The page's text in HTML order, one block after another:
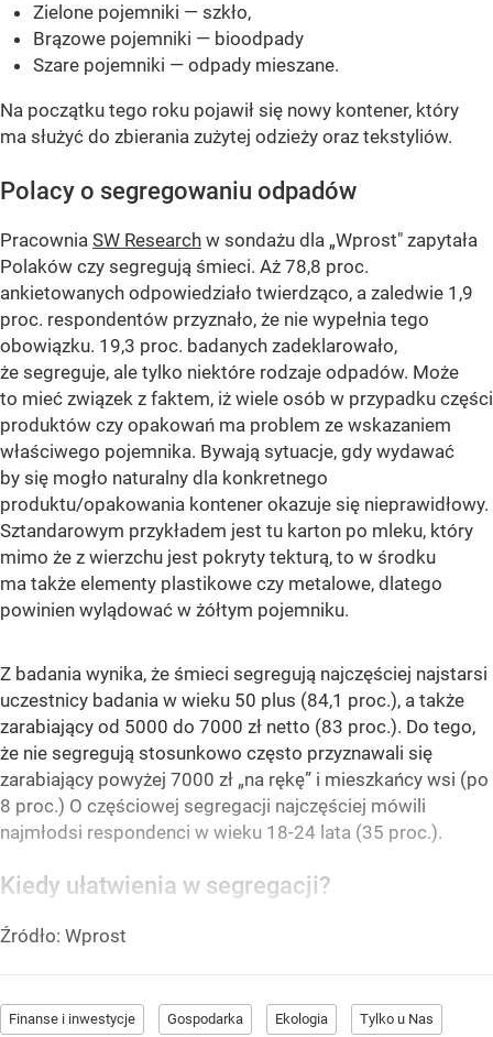
Zielone pojemniki — szkło,
Brązowe pojemniki — bioodpady
Szare pojemniki — odpady mieszane.
Na początku tego roku pojawił się nowy kontener, który
ma służyć do zbierania zużytej odzieży oraz tekstyliów.
Polacy o segregowaniu odpadów
Pracownia SW Research w sondażu dla „Wprost" zapytała
Polaków czy segregują śmieci. Aż 78,8 proc.
ankietowanych odpowiedziało twierdząco, a zaledwie 1,9
proc. respondentów przyznało, że nie wypełnia tego
obowiązku. 19,3 proc. badanych zadeklarowało,
że segreguje, ale tylko niektóre rodzaje odpadów. Może
to mieć związek z faktem, iż wiele osób w przypadku części
produktów czy opakowań ma problem ze wskazaniem
właściwego pojemnika. Bywają sytuacje, gdy wydawać
by się mogło naturalny dla konkretnego
produktu/opakowania kontener okazuje się nieprawidłowy.
Sztandarowym przykładem jest tu karton po mleku, który
mimo że z wierzchu jest pokryty tekturą, to w środku
ma także elementy plastikowe czy metalowe, dlatego
powinien wylądować w żółtym pojemniku.
Z badania wynika, że śmieci segregują najczęściej najstarsi
uczestnicy badania w wieku 50 plus (84,1 proc.), a także
zarabiający od 5000 do 7000 zł netto (83 proc.). Do tego,
że nie segregują stosunkowo często przyznawali się
zarabiający powyżej 7000 zł „na rękę” i mieszkańcy wsi (po
8 proc.) O częściowej segregacji najczęściej mówili
najmłodsi respondenci w wieku 18-24 lata (35 proc.).
Kiedy ułatwienia w segregacji?
Źródło: Wprost
Finanse i inwestycje Gospodarka Ekologia Tylko u Nas